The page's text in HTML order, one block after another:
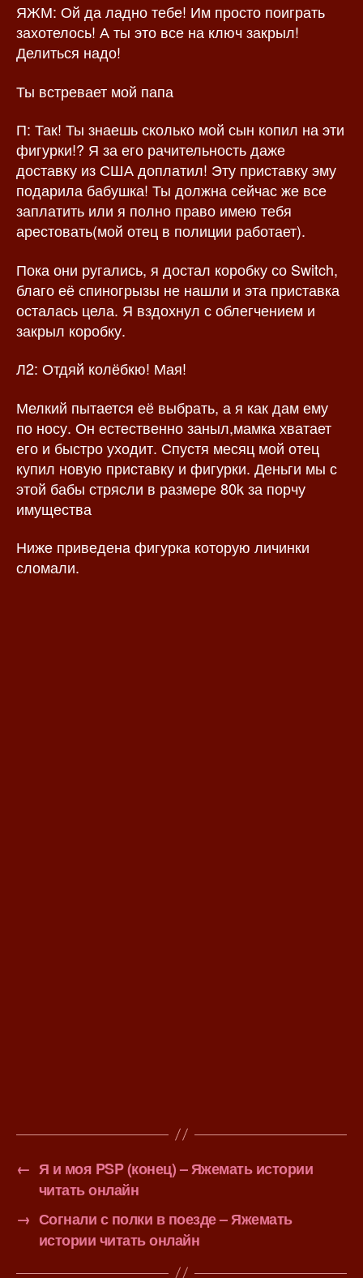
ЯЖМ: Ой да ладно тебе! Им просто поиграть
захотелось! А ты это все на ключ закрыл!
Делиться надо!
Ты встревает мой папа
П: Так! Ты знаешь сколько мой сын копил на эти
фигурки!? Я за его рачительность даже
доставку из США доплатил! Эту приставку эму
подарила бабушка! Ты должна сейчас же все
заплатить или я полно право имею тебя
арестовать(мой отец в полиции работает).
Пока они ругались, я достал коробку со Switch,
благо её спиногрызы не нашли и эта приставка
осталась цела. Я вздохнул с облегчением и
закрыл коробку.
Л2: Отдяй колёбкю! Мая!
Мелкий пытается её выбрать, а я как дам ему
по носу. Он естественно заныл,мамка хватает
его и быстро уходит. Спустя месяц мой отец
купил новую приставку и фигурки. Деньги мы с
этой бабы стрясли в размере 80k за порчу
имущества
Ниже приведенa фигуркa которую личинки
сломали.
← Я и моя PSP (конец) – Яжемать истории
читать онлайн
→ Согнали с полки в поезде – Яжемать
истории читать онлайн